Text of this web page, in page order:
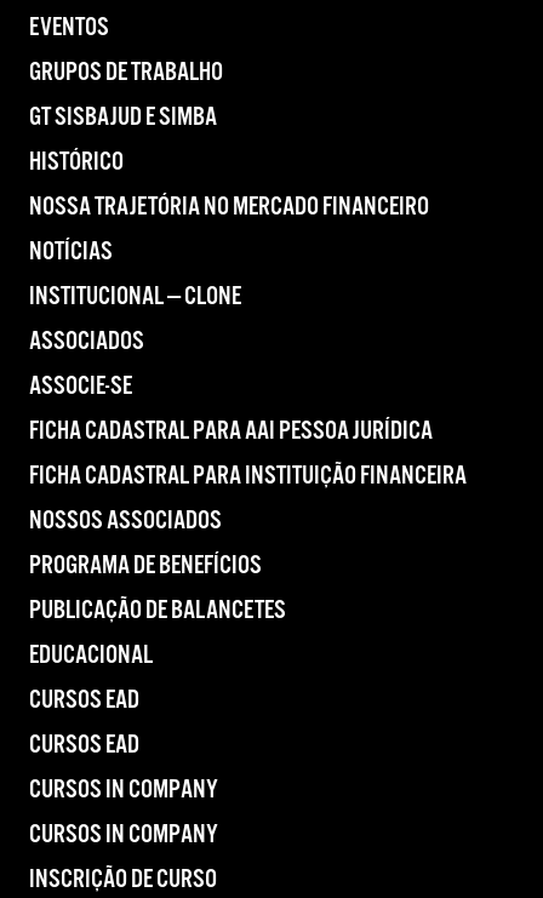
EVENTOS
GRUPOS DE TRABALHO
GT SISBAJUD E SIMBA
HISTÓRICO
NOSSA TRAJETÓRIA NO MERCADO FINANCEIRO
NOTÍCIAS
INSTITUCIONAL — CLONE
ASSOCIADOS
ASSOCIE-SE
FICHA CADASTRAL PARA AAI PESSOA JURÍDICA
FICHA CADASTRAL PARA INSTITUIÇÃO FINANCEIRA
NOSSOS ASSOCIADOS
PROGRAMA DE BENEFÍCIOS
PUBLICAÇÃO DE BALANCETES
EDUCACIONAL
CURSOS EAD
CURSOS EAD
CURSOS IN COMPANY
CURSOS IN COMPANY
INSCRIÇÃO DE CURSO